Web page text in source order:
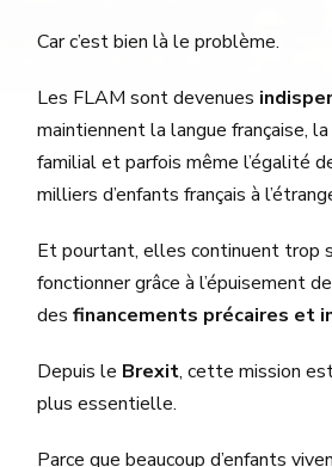
Car c’est bien là le problème.
Les FLAM sont devenues
maintiennent la langue française,
familial et parfois même l’égalité
milliers d’enfants français à
Et pourtant, elles continuent trop
fonctionner grâce à l’épuisement
desfinancements précaires et
Depuis le Brexit, cette mission
plus essentielle.
Parce que beaucoup d’enfants